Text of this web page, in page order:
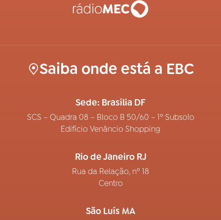
Saiba onde está a EBC
Sede: Brasília DF
SCS – Quadra 08 – Bloco B 50/60 – 1º Subsolo
Edifício Venâncio Shopping
Rio de Janeiro RJ
Rua da Relação, nº 18
Centro
São Luís MA